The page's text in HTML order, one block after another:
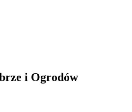
i Ogrodów